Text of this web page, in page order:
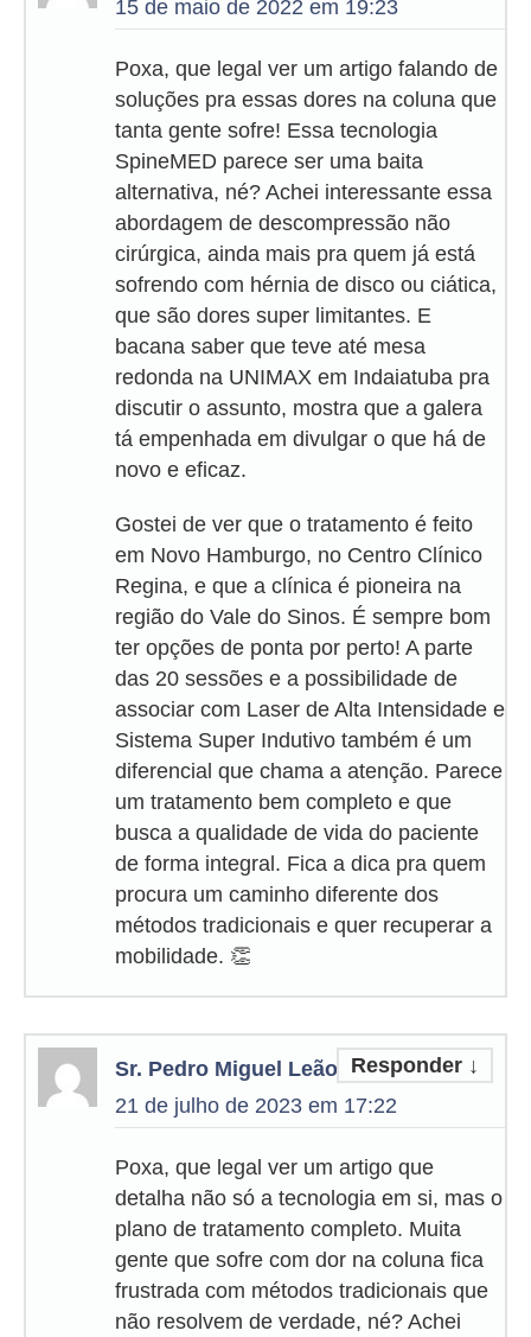
15 de maio de 2022 em 19:23
Poxa, que legal ver um artigo falando de
soluções pra essas dores na coluna que
tanta gente sofre! Essa tecnologia
SpineMED parece ser uma baita
alternativa, né? Achei interessante essa
abordagem de descompressão não
cirúrgica, ainda mais pra quem já está
sofrendo com hérnia de disco ou ciática,
que são dores super limitantes. E
bacana saber que teve até mesa
redonda na UNIMAX em Indaiatuba pra
discutir o assunto, mostra que a galera
tá empenhada em divulgar o que há de
novo e eficaz.
Gostei de ver que o tratamento é feito
em Novo Hamburgo, no Centro Clínico
Regina, e que a clínica é pioneira na
região do Vale do Sinos. É sempre bom
ter opções de ponta por perto! A parte
das 20 sessões e a possibilidade de
associar com Laser de Alta Intensidade e
Sistema Super Indutivo também é um
diferencial que chama a atenção. Parece
um tratamento bem completo e que
busca a qualidade de vida do paciente
de forma integral. Fica a dica pra quem
procura um caminho diferente dos
métodos tradicionais e quer recuperar a
mobilidade. 👏
Sr. Pedro Miguel Leão
21 de julho de 2023 em 17:22
Responder ↓
Poxa, que legal ver um artigo que
detalha não só a tecnologia em si, mas o
plano de tratamento completo. Muita
gente que sofre com dor na coluna fica
frustrada com métodos tradicionais que
não resolvem de verdade, né? Achei